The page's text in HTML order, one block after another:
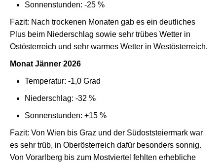
Sonnenstunden: -25 %
Fazit: Nach trockenen Monaten gab es ein deutliches
Plus beim Niederschlag sowie sehr trübes Wetter in
Ostösterreich und sehr warmes Wetter in Westösterreich.
Monat Jänner 2026
Temperatur: -1,0 Grad
Niederschlag: -32 %
Sonnenstunden: +15 %
Fazit: Von Wien bis Graz und der Südoststeiermark war
es sehr trüb, in Oberösterreich dafür besonders sonnig.
Von Vorarlberg bis zum Mostviertel fehlten erhebliche